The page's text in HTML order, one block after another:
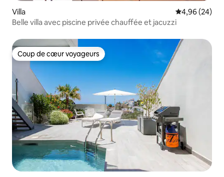
Villa Évaluation
4,96 (24)
Belle villa avec piscine privée chauffée et jacuzzi
Coup de cœur voyageurs
Coup de cœur voyageurs